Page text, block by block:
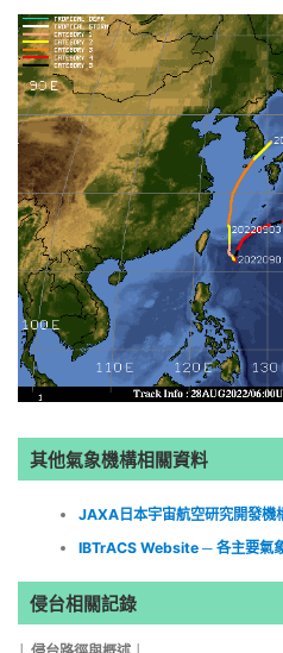
其他氣象機構相關資料
JAXA日本宇宙航空研究開發機
IBTrACS Website ─ 各主要氣
侵台相關記錄